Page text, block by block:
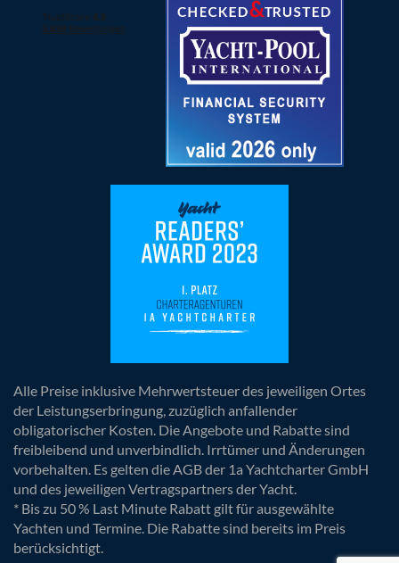
Alle Preise inklusive Mehrwertsteuer des jeweiligen Ortes
der Leistungserbringung, zuzüglich anfallender
obligatorischer Kosten. Die Angebote und Rabatte sind
freibleibend und unverbindlich. Irrtümer und Änderungen
vorbehalten. Es gelten die AGB der 1a Yachtcharter GmbH
und des jeweiligen Vertragspartners der Yacht.
* Bis zu 50 % Last Minute Rabatt gilt für ausgewählte
Yachten und Termine. Die Rabatte sind bereits im Preis
berücksichtigt.